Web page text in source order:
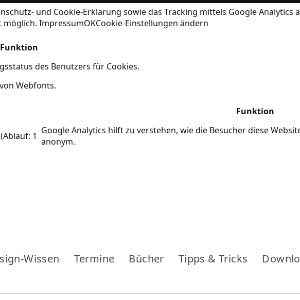
und Cookie-Erklärung sowie das Tracking mittels Google Analytics
möglich. ImpressumOKCookie-Einstellungen ändern
Funktion
des Benutzers für Cookies.
Webfonts.
Funktion
1 Google Analytics hilft zu verstehen, wie die Besucher diese
anonym.
Wissen Termine Bücher Tipps & Tricks